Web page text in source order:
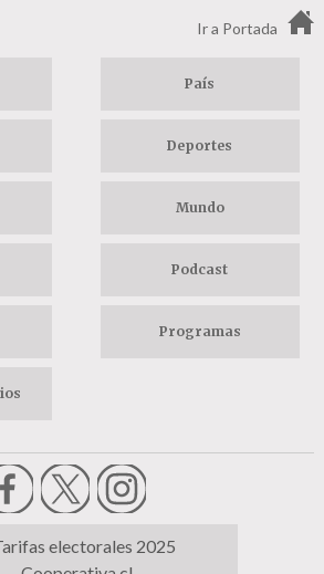
Ir a Portada
País
Deportes
Mundo
Podcast
Programas
electorales 2025